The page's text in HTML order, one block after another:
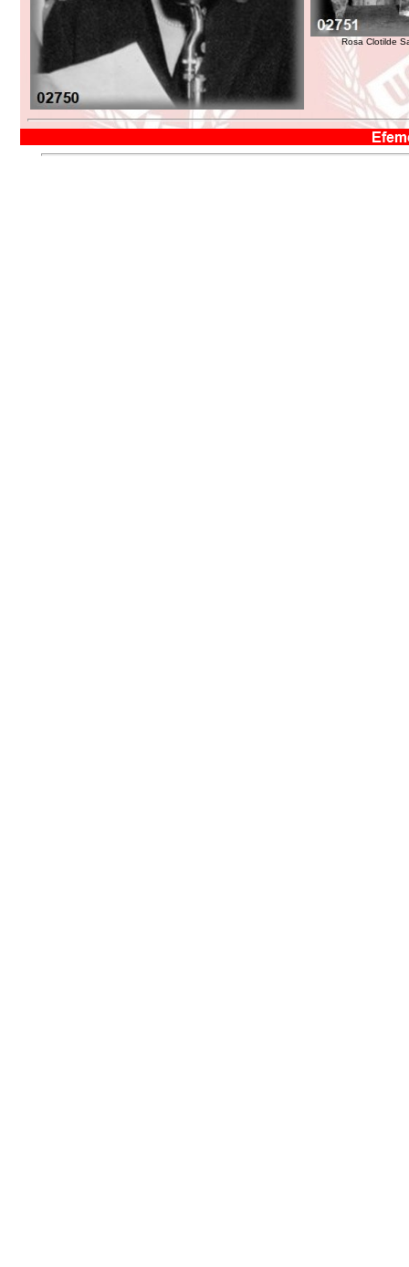
Rosa Clotilde